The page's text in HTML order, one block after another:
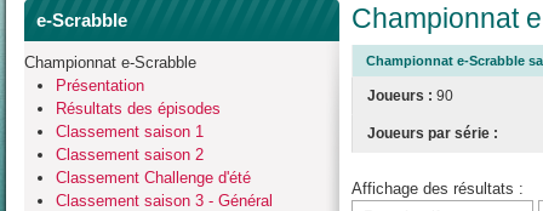
e-Scrabble
Championnat e-Scrabble
Présentation
Résultats des épisodes
Classement saison 1
Classement saison 2
Classement Challenge d'été
Classement saison 3 - Général
Championnat
Championnat e-Scrabble
Joueurs : 90
Joueurs par série :
Affichage des résultats :